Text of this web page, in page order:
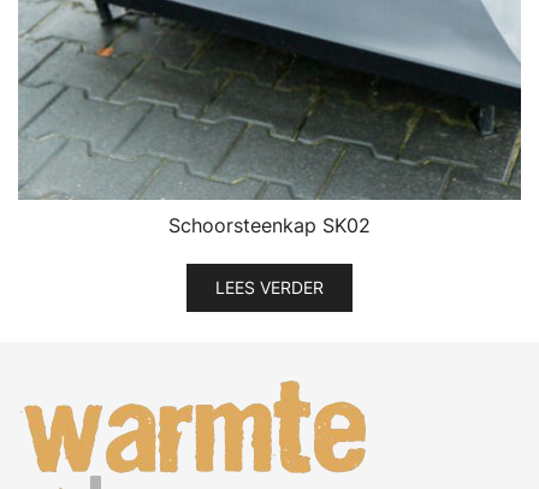
Schoorsteenkap SK02
LEES VERDER